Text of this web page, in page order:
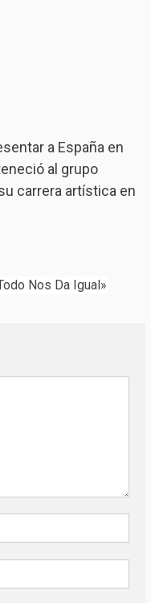
a España en
al grupo
carrera artística en
Nos Da Igual»